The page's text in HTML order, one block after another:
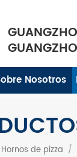
Nosotros
Hornos de pizza /